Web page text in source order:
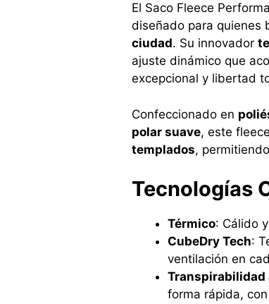
El Saco Fleece
diseñado para quienes
ciudad. Su innovador
ajuste dinámico que
excepcional y libertad
Confeccionado en
polar suave, este
templados,
Tecnologías
Térmico: Cálido
CubeDry Tech:
ventilación en
Transpirabilidad
forma rápida, con